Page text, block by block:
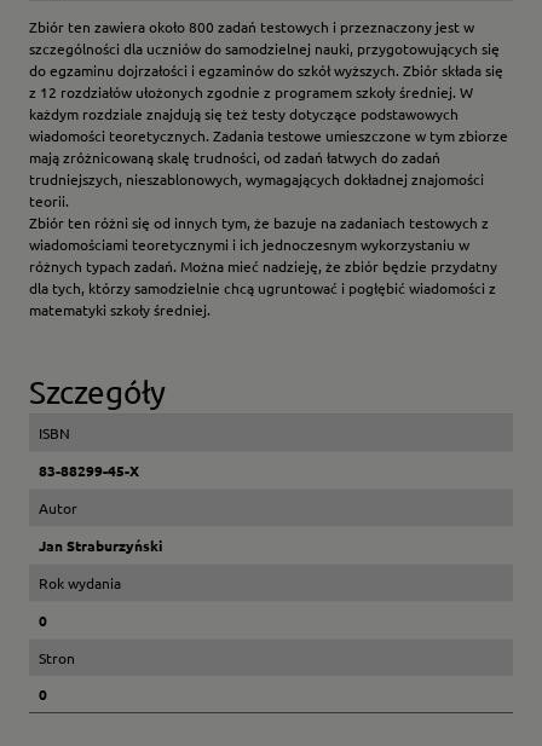
Zbiór ten zawiera około 800 zadań testowych i przeznaczony jest w
szczególności dla uczniów do samodzielnej nauki, przygotowujących się
do egzaminu dojrzałości i egzaminów do szkół wyższych. Zbiór składa się
z 12 rozdziałów ułożonych zgodnie z programem szkoły średniej. W
każdym rozdziale znajdują się też testy dotyczące podstawowych
wiadomości teoretycznych. Zadania testowe umieszczone w tym zbiorze
mają zróżnicowaną skalę trudności, od zadań łatwych do zadań
trudniejszych, nieszablonowych, wymagających dokładnej znajomości
teorii.
Zbiór ten różni się od innych tym, że bazuje na zadaniach testowych z
wiadomościami teoretycznymi i ich jednoczesnym wykorzystaniu w
różnych typach zadań. Można mieć nadzieję, że zbiór będzie przydatny
dla tych, którzy samodzielnie chcą ugruntować i pogłębić wiadomości z
matematyki szkoły średniej.
Szczegóły
ISBN
83-88299-45-X
Autor
Jan Straburzyński
Rok wydania
0
Stron
0